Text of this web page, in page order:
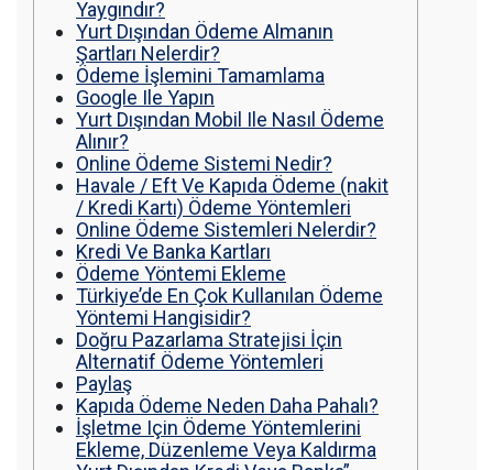
Yaygındır?
Yurt Dışından Ödeme Almanın
Şartları Nelerdir?
Ödeme İşlemini Tamamlama
Google Ile Yapın
Yurt Dışından Mobil Ile Nasıl Ödeme
Alınır?
Online Ödeme Sistemi Nedir?
Havale / Eft Ve Kapıda Ödeme (nakit
/ Kredi Kartı) Ödeme Yöntemleri
Online Ödeme Sistemleri Nelerdir?
Kredi Ve Banka Kartları
Ödeme Yöntemi Ekleme
Türkiye’de En Çok Kullanılan Ödeme
Yöntemi Hangisidir?
Doğru Pazarlama Stratejisi İçin
Alternatif Ödeme Yöntemleri
Paylaş
Kapıda Ödeme Neden Daha Pahalı?
İşletme Için Ödeme Yöntemlerini
Ekleme, Düzenleme Veya Kaldırma